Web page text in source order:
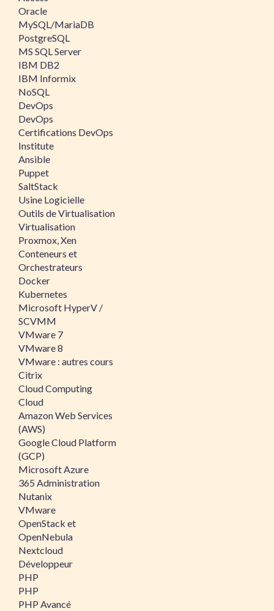
Oracle
MySQL/MariaDB
PostgreSQL
MS SQL Server
IBM DB2
IBM Informix
NoSQL
DevOps
DevOps
Certifications DevOps
Institute
Ansible
Puppet
SaltStack
Usine Logicielle
Outils de Virtualisation
Virtualisation
Proxmox, Xen
Conteneurs et
Orchestrateurs
Docker
Kubernetes
Microsoft HyperV /
SCVMM
VMware 7
VMware 8
VMware : autres cours
Citrix
Cloud Computing
Cloud
Amazon Web Services
(AWS)
Google Cloud Platform
(GCP)
Microsoft Azure
365 Administration
Nutanix
VMware
OpenStack et
OpenNebula
Nextcloud
Développeur
PHP
PHP
PHP Avancé